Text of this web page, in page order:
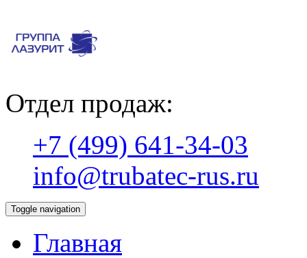
Отдел продаж:
+7 (499) 641-34-03
info@trubatec-rus.ru
Toggle navigation
Главная